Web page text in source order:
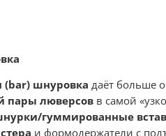
(bar) шнуровка даёт больше
пары люверсов в самой
гуммированные
и формодержатели с